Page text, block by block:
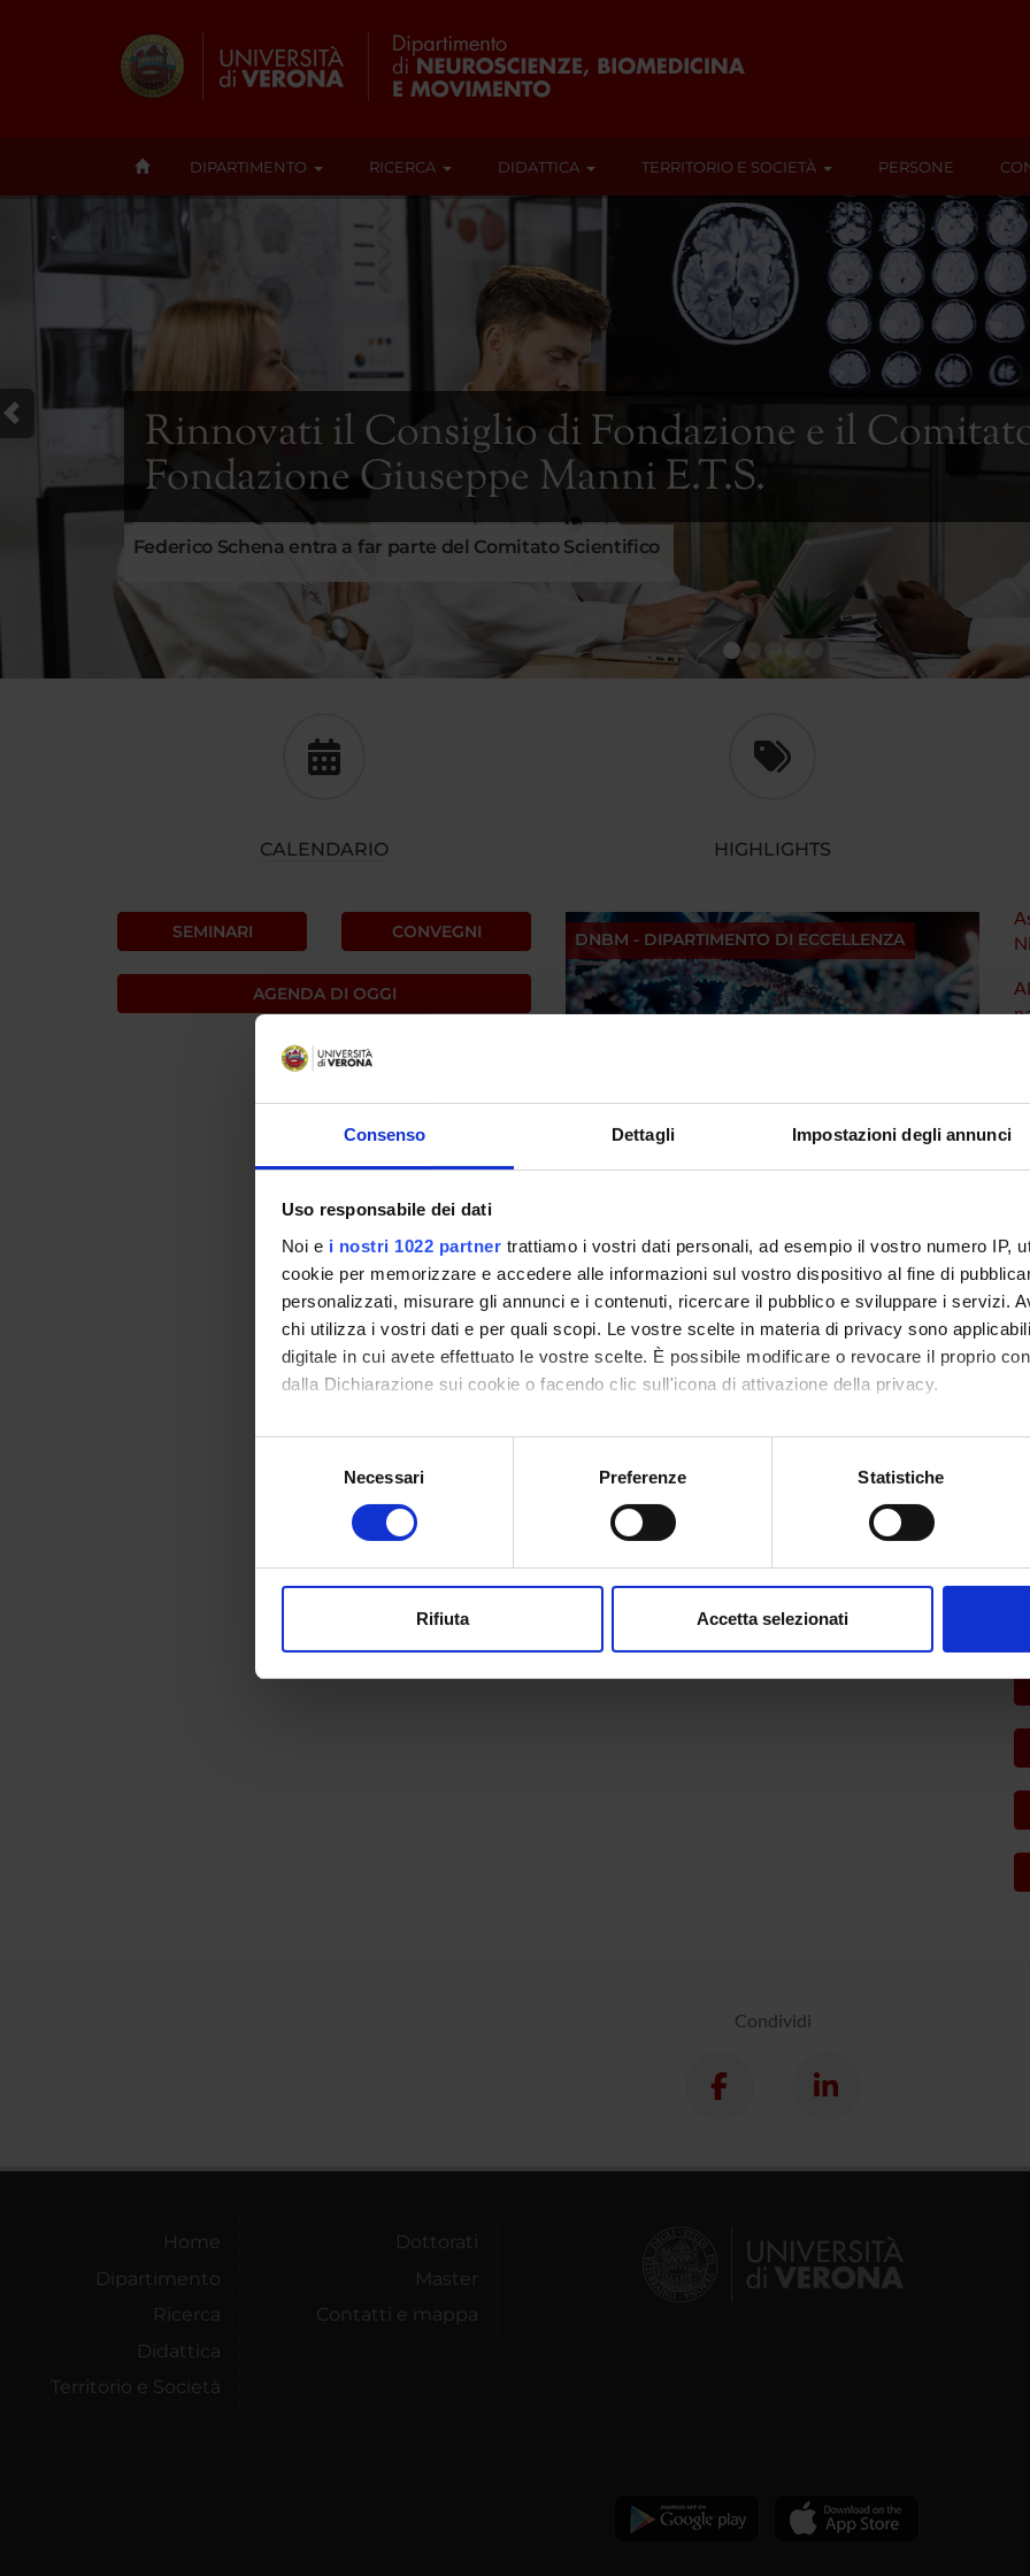
Consenso Dettagli Impostazioni degli annunci
Uso responsabile dei dati
Noi e i nostri 1022 partner trattiamo i vostri dati personali, ad esempio il vostro numero IP,
cookie per memorizzare e accedere alle informazioni sul vostro dispositivo al fine di
personalizzati, misurare gli annunci e i contenuti, ricercare il pubblico e sviluppare i servizi.
chi utilizza i vostri dati e per quali scopi. Le vostre scelte in materia di privacy sono
digitale in cui avete effettuato le vostre scelte. È possibile modificare o revocare il proprio
dalla Dichiarazione sui cookie o facendo clic sull'icona di attivazione della privacy.
Con il tuo consenso, vorremmo anche:
raccogliere informazioni sulla tua posizione geografica, con un'approssimazione di
digitali).
modificare o ritirare il tuo consenso in qualsiasi momento dalla Dichiarazione sui cookie.
di analisi dei dati web, pubblicità e social media, i quali potrebbero combinarle con altre
Necessari Preferenze Statistiche
Rifiuta Accetta selezionati
DIPARTIMENTO RICERCA DIDATTICA TERRITORIO E SOCIETÀ PERSONE
Rinnovati il Consiglio di Fondazione e il
Fondazione Giuseppe Manni E.T.S.
Federico Schena entra a far parte del Comitato Scientifico
1 2 3 4 5
CALENDARIO
SEMINARI CONVEGNI
AGENDA DI OGGI
HIGHLIGHTS
DNBM - DIPARTIMENTO DI ECCELLENZA
IMPRESA
DONAZIONE
SPONTANEA
UNIVRSPORT S.T.E.P.S.
PIANO OPERATIVO
DIPARTIMENTALE
DNBM
Condividi
Home
Dipartimento
Ricerca
Didattica
Territorio e Società
Dottorati
Master
Contatti e mappa